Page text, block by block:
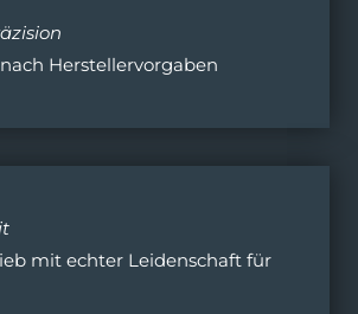
Herstellervorgaben
mit echter Leidenschaft für